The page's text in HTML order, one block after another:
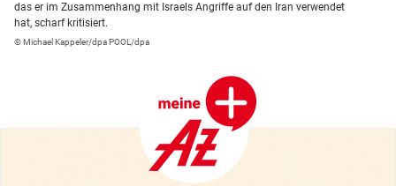
das er im Zusammenhang mit Israels Angriffe auf den Iran verwendet
hat, scharf kritisiert.
© Michael Kappeler/dpa POOL/dpa